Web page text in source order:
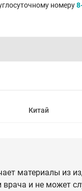
номеру
Китай
материалы из
и не может